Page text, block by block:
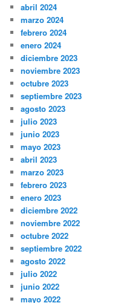
abril 2024
marzo 2024
febrero 2024
enero 2024
diciembre 2023
noviembre 2023
octubre 2023
septiembre 2023
agosto 2023
julio 2023
junio 2023
mayo 2023
abril 2023
marzo 2023
febrero 2023
enero 2023
diciembre 2022
noviembre 2022
octubre 2022
septiembre 2022
agosto 2022
julio 2022
junio 2022
mayo 2022